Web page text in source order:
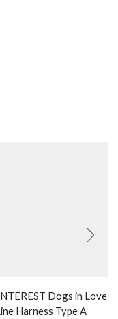
Dogs in Love
Harness Type A